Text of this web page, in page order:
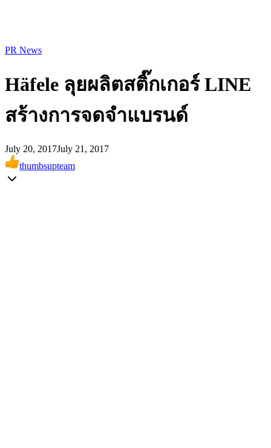
PR News
Häfele ลุยผลิตสติ๊กเกอร์ LINE
สร้างการจดจำแบรนด์
July 20, 2017July 21, 2017
thumbsupteam